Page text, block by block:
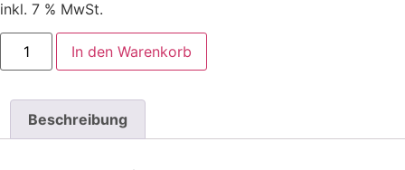
inkl. 7 % MwSt.
In den Warenkorb
Beschreibung